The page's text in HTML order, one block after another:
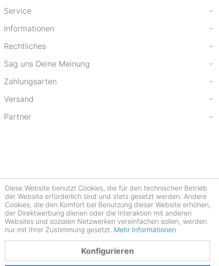
Service
Informationen
Rechtliches
Sag uns Deine Meinung
Zahlungsarten
Versand
Partner
Diese Website benutzt Cookies, die für den technischen Betrieb
der Website erforderlich sind und stets gesetzt werden. Andere
Cookies, die den Komfort bei Benutzung dieser Website erhöhen,
der Direktwerbung dienen oder die Interaktion mit anderen
Websites und sozialen Netzwerken vereinfachen sollen, werden
nur mit Ihrer Zustimmung gesetzt. Mehr Informationen
Konfigurieren